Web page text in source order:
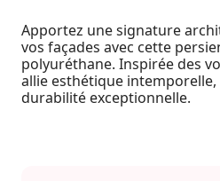
Apportez une signature
vos façades avec cette
polyuréthane. Inspirée des
allie esthétique
durabilité exceptionnelle.